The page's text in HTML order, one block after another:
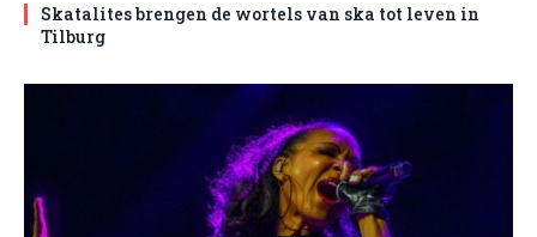
Skatalites brengen de wortels van ska tot leven in
Tilburg